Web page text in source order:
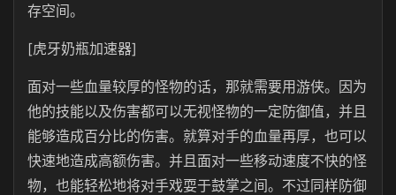
存空间。
[虎牙奶瓶加速器]
面对一些血量较厚的怪物的话，那就需要用游侠。因为
他的技能以及伤害都可以无视怪物的一定防御值，并且
能够造成百分比的伤害。就算对手的血量再厚，也可以
快速地造成高额伤害。并且面对一些移动速度不快的怪
物，也能轻松地将对手戏耍于鼓掌之间。不过同样防御